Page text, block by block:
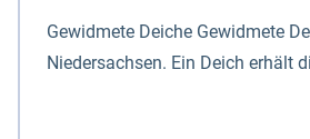
Gewidmete Deiche Gewidmete
Niedersachsen. Ein Deich erhält